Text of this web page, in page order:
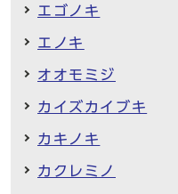
エゴノキ
エノキ
オオモミジ
カイズカイブキ
カキノキ
カクレミノ